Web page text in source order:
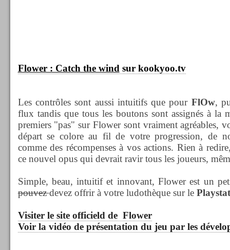
Flower : Catch the wind sur kookyoo.tv
Les contrôles sont aussi intuitifs que pour FlOw,
flux tandis que tous les boutons sont assignés à la
premiers "pas" sur Flower sont vraiment agréables,
départ se colore au fil de votre progression, de
comme des récompenses à vos actions. Rien à
ce nouvel opus qui devrait ravir tous les joueurs,
Simple, beau, intuitif et innovant, Flower est un
pouvezdevez offrir à votre ludothèque sur le
Visiter le site officield de Flower
Voir la vidéo de présentation du jeu par les